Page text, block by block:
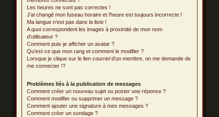
Les heures ne sont pas correctes !
J’ai changé mon fuseau horaire et l’heure est toujours incorrecte !
Ma langue n’est pas dans la liste !
A quoi correspondent les images à proximité de mon nom
d’utilisateur ?
Comment puis-je afficher un avatar ?
Qu’est-ce que mon rang et comment le modifier ?
Lorsque je clique sur le liencourrield’un membre, on me demande de
me connecter !?
Problèmes liés à la publication de messages
Comment créer un nouveau sujet ou poster une réponse ?
Comment modifier ou supprimer un message ?
Comment ajouter une signature à mes messages ?
Comment créer un sondage ?